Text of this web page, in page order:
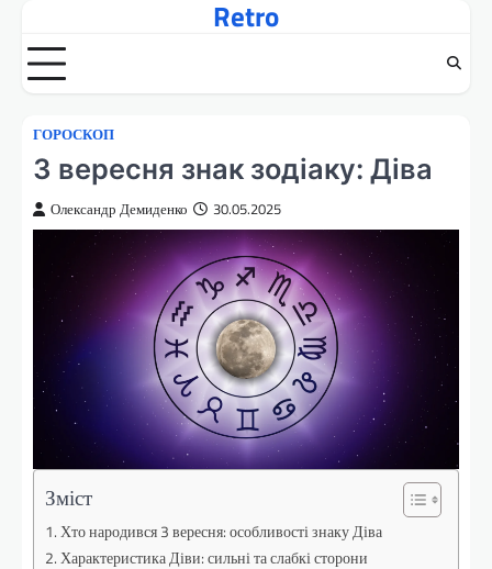
вмісту
Retro
ГОРОСКОП
3 вересня знак зодіаку: Діва
Олександр Демиденко 30.05.2025
Зміст
Хто народився 3 вересня: особливості знаку Діва
Характеристика Діви: сильні та слабкі сторони